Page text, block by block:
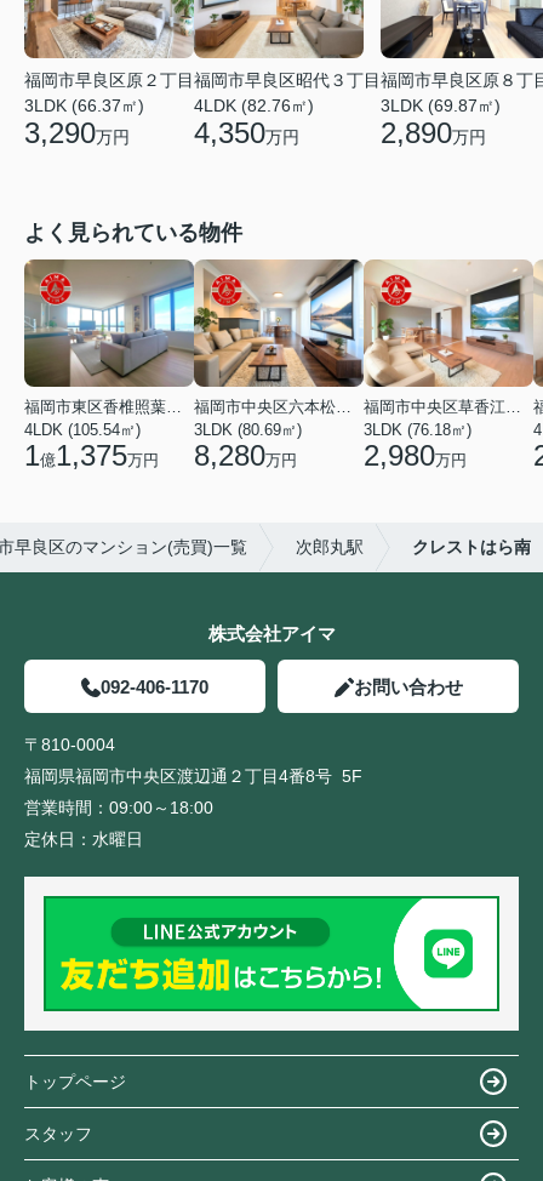
福岡市早良区原２丁目
3LDK (66.37㎡)
3,290万円
福岡市早良区昭代３丁目
4LDK (82.76㎡)
4,350万円
福岡市早良区原８丁
3LDK (69.87㎡)
2,890万円
よく見られている物件
福岡市東区香椎照葉６丁目
4LDK (105.54㎡)
1億1,375万円
福岡市中央区六本松３丁目
3LDK (80.69㎡)
8,280万円
福岡市中央区草香江２丁目
3LDK (76.18㎡)
2,980万円
早良区のマンション(売買)一覧 次郎丸駅 クレストはら南
株式会社アイマ
092-406-1170 お問い合わせ
〒810-0004
福岡県福岡市中央区渡辺通２丁目4番8号 5F
営業時間： 09:00～18:00
定休日： 水曜日
トップページ
スタッフ